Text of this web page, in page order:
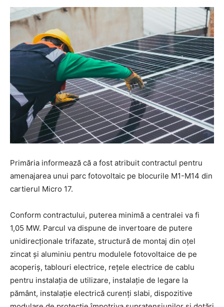
Primăria informează că a fost atribuit contractul pentru
amenajarea unui parc fotovoltaic pe blocurile M1-M14 din
cartierul Micro 17.
Conform contractului, puterea minimă a centralei va fi
1,05 MW. Parcul va dispune de invertoare de putere
unidirecționale trifazate, structură de montaj din oțel
zincat și aluminiu pentru modulele fotovoltaice de pe
acoperiș, tablouri electrice, rețele electrice de cablu
pentru instalația de utilizare, instalație de legare la
pământ, instalație electrică curenți slabi, dispozitive